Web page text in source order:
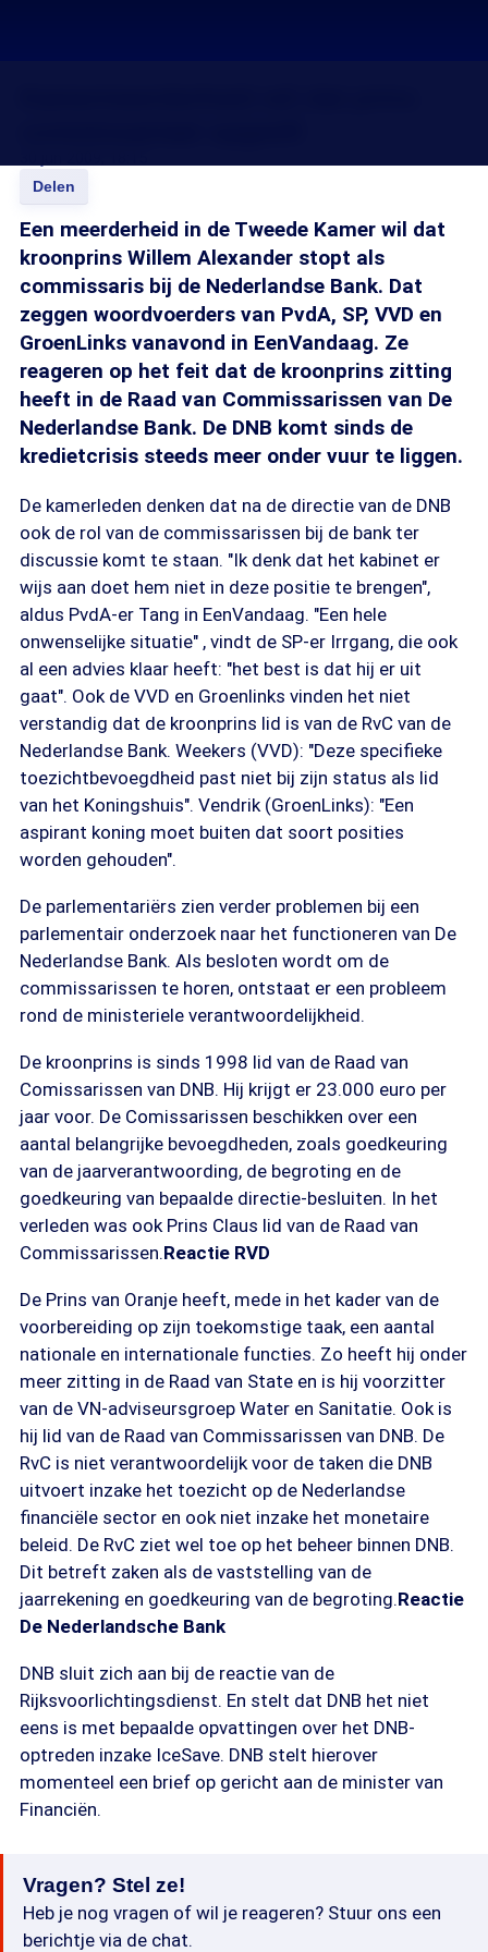
Delen
Een meerderheid in de Tweede Kamer wil dat
kroonprins Willem Alexander stopt als
commissaris bij de Nederlandse Bank. Dat
zeggen woordvoerders van PvdA, SP, VVD en
GroenLinks vanavond in EenVandaag. Ze
reageren op het feit dat de kroonprins zitting
heeft in de Raad van Commissarissen van De
Nederlandse Bank. De DNB komt sinds de
kredietcrisis steeds meer onder vuur te liggen.
De kamerleden denken dat na de directie van de DNB
ook de rol van de commissarissen bij de bank ter
discussie komt te staan. "Ik denk dat het kabinet er
wijs aan doet hem niet in deze positie te brengen",
aldus PvdA-er Tang in EenVandaag. "Een hele
onwenselijke situatie" , vindt de SP-er Irrgang, die ook
al een advies klaar heeft: "het best is dat hij er uit
gaat". Ook de VVD en Groenlinks vinden het niet
verstandig dat de kroonprins lid is van de RvC van de
Nederlandse Bank. Weekers (VVD): "Deze specifieke
toezichtbevoegdheid past niet bij zijn status als lid
van het Koningshuis". Vendrik (GroenLinks): "Een
aspirant koning moet buiten dat soort posities
worden gehouden".
De parlementariërs zien verder problemen bij een
parlementair onderzoek naar het functioneren van De
Nederlandse Bank. Als besloten wordt om de
commissarissen te horen, ontstaat er een probleem
rond de ministeriele verantwoordelijkheid.
De kroonprins is sinds 1998 lid van de Raad van
Comissarissen van DNB. Hij krijgt er 23.000 euro per
jaar voor. De Comissarissen beschikken over een
aantal belangrijke bevoegdheden, zoals goedkeuring
van de jaarverantwoording, de begroting en de
goedkeuring van bepaalde directie-besluiten. In het
verleden was ook Prins Claus lid van de Raad van
Commissarissen.Reactie RVD
De Prins van Oranje heeft, mede in het kader van de
voorbereiding op zijn toekomstige taak, een aantal
nationale en internationale functies. Zo heeft hij onder
meer zitting in de Raad van State en is hij voorzitter
van de VN-adviseursgroep Water en Sanitatie. Ook is
hij lid van de Raad van Commissarissen van DNB. De
RvC is niet verantwoordelijk voor de taken die DNB
uitvoert inzake het toezicht op de Nederlandse
financiële sector en ook niet inzake het monetaire
beleid. De RvC ziet wel toe op het beheer binnen DNB.
Dit betreft zaken als de vaststelling van de
jaarrekening en goedkeuring van de begroting.Reactie
De Nederlandsche Bank
DNB sluit zich aan bij de reactie van de
Rijksvoorlichtingsdienst. En stelt dat DNB het niet
eens is met bepaalde opvattingen over het DNB-
optreden inzake IceSave. DNB stelt hierover
momenteel een brief op gericht aan de minister van
Financiën.
Vragen? Stel ze!
Heb je nog vragen of wil je reageren? Stuur ons een
berichtje via de chat.